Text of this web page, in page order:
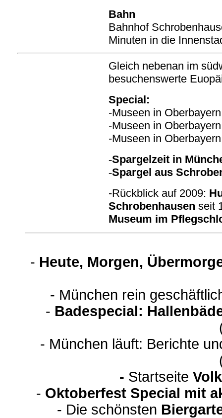
Bahn
Bahnhof
Minuten in die
Gleich nebenan im
besuchenswerte
Special:
-Museen in
-Museen in
-Museen in
-Spargelzeit in
-Spargel aus
-Rückblick auf 2009:
Schrobenhausen seit
Museum im
- Heute, Morgen,
- München rein
- Badespecial:
- München läuft: Berichte
- Startseite
- Oktoberfest Special mit
- Die schönsten